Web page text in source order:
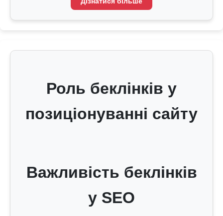
Роль беклінків у
позиціонуванні сайту
Важливість беклінків
у SEO